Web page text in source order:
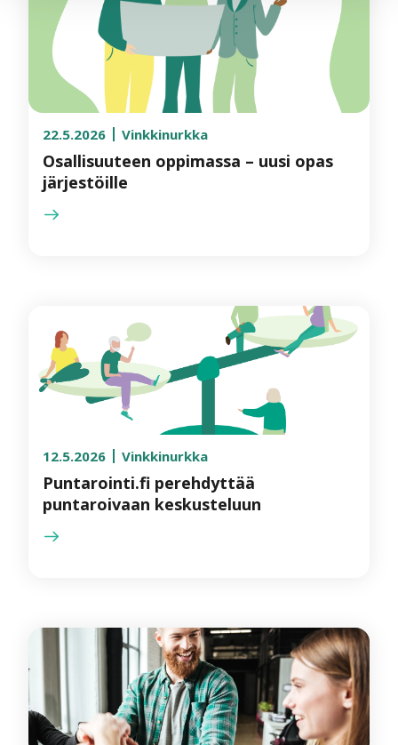
22.5.2026 Vinkkinurkka
Osallisuuteen oppimassa – uusi opas
järjestöille
12.5.2026 Vinkkinurkka
Puntarointi.fi perehdyttää
puntaroivaan keskusteluun